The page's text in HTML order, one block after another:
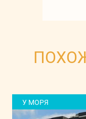
У МОРЯ